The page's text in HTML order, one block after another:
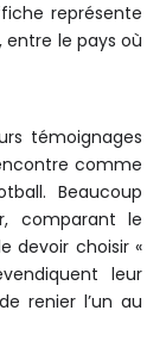
représente
le pays où
témoignages
comme
Beaucoup
comparant le
devoir choisir «
leur
renier l’un au